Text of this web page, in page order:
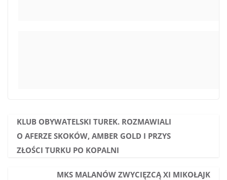
KLUB OBYWATELSKI TUREK. ROZMAWIALI
O AFERZE SKOKÓW, AMBER GOLD I PRZYS
ZŁOŚCI TURKU PO KOPALNI
MKS MALANÓW ZWYCIĘZCĄ XI MIKOŁAJK